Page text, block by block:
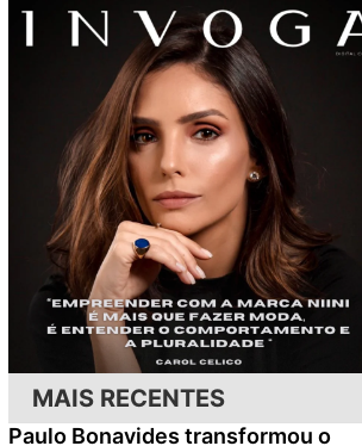
MAIS RECENTES
Paulo Bonavides transformou o